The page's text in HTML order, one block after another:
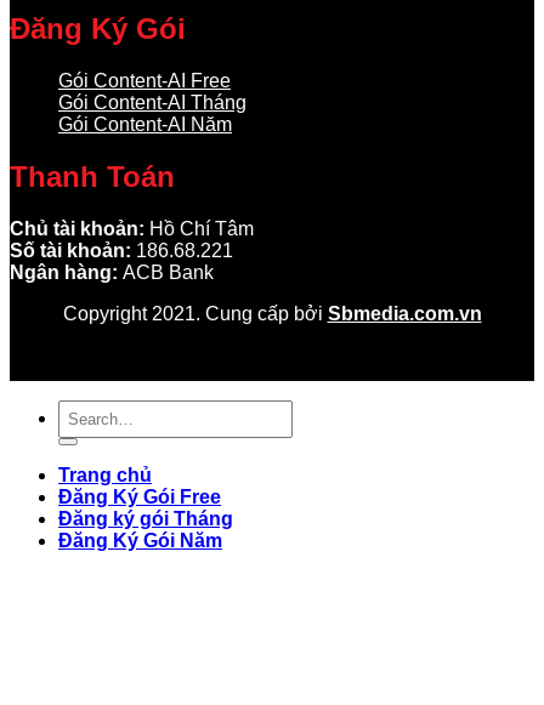
Đăng Ký Gói
Gói Content-AI Free
Gói Content-AI Tháng
Gói Content-AI Năm
Thanh Toán
Chủ tài khoản: Hồ Chí Tâm
Số tài khoản: 186.68.221
Ngân hàng: ACB Bank
Copyright 2021. Cung cấp bởi Sbmedia.com.vn
Trang chủ
Đăng Ký Gói Free
Đăng ký gói Tháng
Đăng Ký Gói Năm